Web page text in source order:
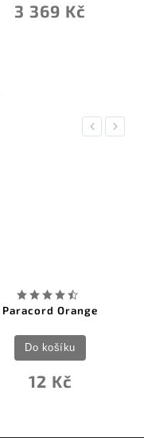
3 369 Kč
Previous
Paracord Orange
12 Kč
Do košíku
Next